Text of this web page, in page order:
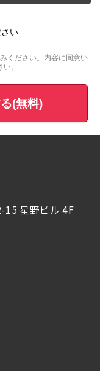
い
ください。内容に同意い
。
(無料)
15 星野ビル 4F